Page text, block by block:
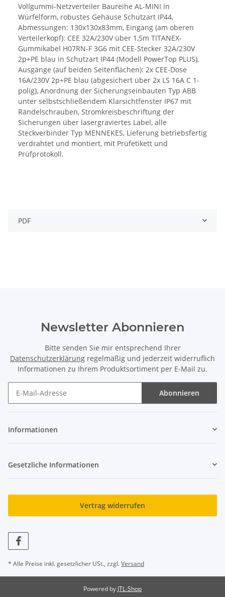
Vollgummi-Netzverteiler Baureihe AL-MINI in
Würfelform, robustes Gehäuse Schutzart IP44,
Abmessungen: 130x130x83mm, Eingang (am oberen
Verteilerkopf): CEE 32A/230V über 1,5m TITANEX-
Gummikabel H07RN-F 3G6 mit CEE-Stecker 32A/230V
2p+PE blau in Schutzart IP44 (Modell PowerTop PLUS),
Ausgänge (auf beiden Seitenflächen): 2x CEE-Dose
16A/230V 2p+PE blau (abgesichert über 2x LS 16A C 1-
polig), Anordnung der Sicherungseinbauten Typ ABB
unter selbstschließendem Klarsichtfenster IP67 mit
Rändelschrauben, Stromkreisbeschriftung der
Sicherungen über lasergraviertes Label, alle
Steckverbinder Typ MENNEKES, Lieferung betriebsfertig
verdrahtet und montiert, mit Prüfetikett und
Prüfprotokoll.
PDF
Newsletter Abonnieren
Bitte senden Sie mir entsprechend Ihrer
Datenschutzerklärung regelmäßig und jederzeit widerruflich
Informationen zu Ihrem Produktsortiment per E-Mail zu.
Abonnieren
Informationen
Gesetzliche Informationen
Vertrag widerrufen
* Alle Preise inkl. gesetzlicher USt., zzgl.Versand
Powered by JTL-Shop